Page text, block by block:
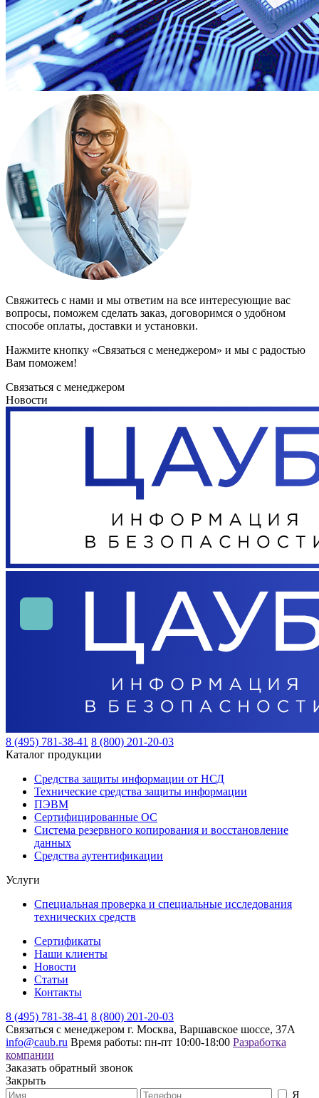
Свяжитесь с нами и мы ответим на все интересующие вас
вопросы, поможем сделать заказ, договоримся о удобном
способе оплаты, доставки и установки.
Нажмите кнопку «Связаться с менеджером» и мы с радостью
Вам поможем!
Связаться с менеджером
Новости
8 (495) 781-38-41 8 (800) 201-20-03
Каталог продукции
Средства защиты информации от НСД
Технические средства защиты информации
ПЭВМ
Сертифицированные ОС
Система резервного копирования и восстановление
данных
Средства аутентификации
Услуги
Специальная проверка и специальные исследования
технических средств
Сертификаты
Наши клиенты
Новости
Статьи
Контакты
8 (495) 781-38-41 8 (800) 201-20-03
Связаться с менеджером г. Москва, Варшавское шоссе, 37А
info@caub.ru Время работы: пн-пт 10:00-18:00 Разработка
компании
Заказать обратный звонок
Закрыть
Я